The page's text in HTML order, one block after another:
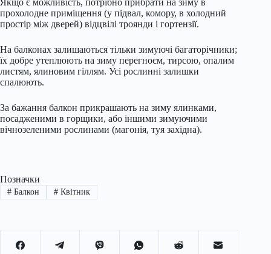
прохолодне приміщення (у підвал, комору, в холодний
простір між дверей) відцвілі троянди і гортензії.
На балконах залишаються тільки зимуючі багаторічники;
їх добре утеплюють на зиму перегноєм, тирсою, опалим
листям, ялиновим гіллям. Усі рослинні залишки
спалюють.
За бажання балкон прикрашають на зиму ялинками,
посадженими в горщики, або іншими зимуючими
вічнозеленими рослинами (магонія, туя західна).
Позначки
#Балкон #Квітник